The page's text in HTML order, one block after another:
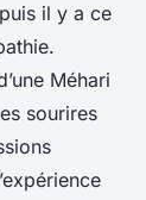
il y a ce
Méhari
sourires